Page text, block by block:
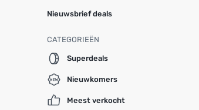
Nieuwsbrief deals
CATEGORIEËN
Superdeals
Nieuwkomers
Meest verkocht